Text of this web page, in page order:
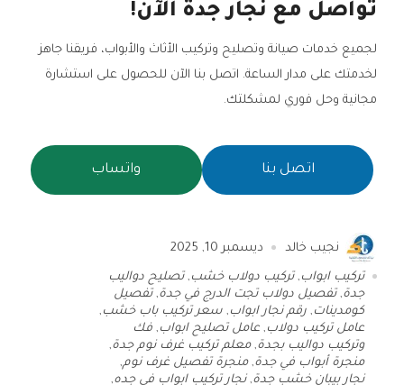
تواصل مع نجار جدة الآن!
لجميع خدمات صيانة وتصليح وتركيب الأثاث والأبواب، فريقنا جاهز
لخدمتك على مدار الساعة. اتصل بنا الآن للحصول على استشارة
مجانية وحل فوري لمشكلتك.
اتصل بنا واتساب
نجيب خالد ديسمبر 10, 2025
تركيب ابواب ,تركيب دولاب خشب ,تصليح دواليب
جدة,تفصيل دولاب تجت الدرج في جدة,تفصيل
كومدينات , رقم نجار ابواب , سعر تركيب باب خشب ,
عامل تركيب دولاب , عامل تصليح ابواب , فك
وتركيب دواليب بجدة,معلم تركيب غرف نوم جدة,
منجرة أبواب في جدة,منجرة تفصيل غرف نوم,
نجار بيبان خشب جدة,نجار تركيب ابواب في جده,